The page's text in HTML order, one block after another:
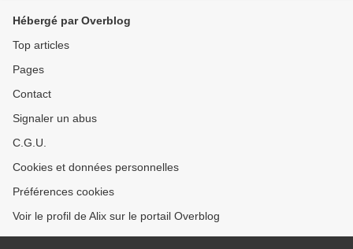
Hébergé par Overblog
Top articles
Pages
Contact
Signaler un abus
C.G.U.
Cookies et données personnelles
Préférences cookies
Voir le profil de Alix sur le portail Overblog